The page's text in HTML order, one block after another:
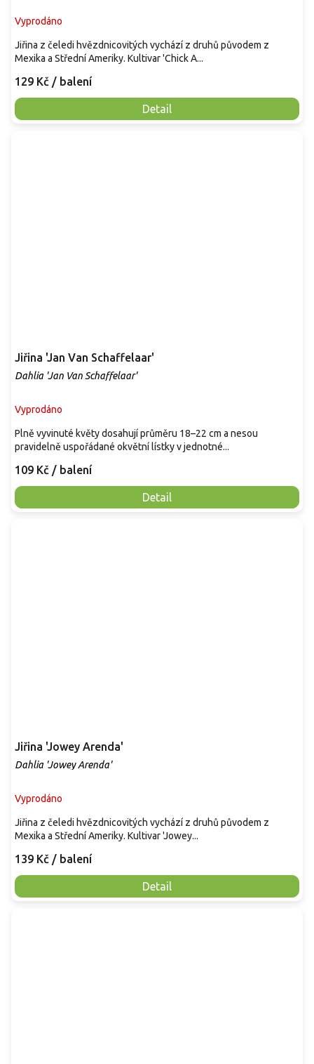
Vyprodáno
129 Kč / balení
Detail
Jiřina z čeledi hvězdnicovitých vychází z druhů původem z
Mexika a Střední Ameriky. Kultivar 'Chick A...
Jiřina 'Jan Van Schaffelaar'
Dahlia 'Jan Van Schaffelaar'
Vyprodáno
109 Kč / balení
Detail
Plně vyvinuté květy dosahují průměru 18–22 cm a nesou
pravidelně uspořádané okvětní lístky v jednotné...
Jiřina 'Jowey Arenda'
Dahlia 'Jowey Arenda'
Vyprodáno
139 Kč / balení
Detail
Jiřina z čeledi hvězdnicovitých vychází z druhů původem z
Mexika a Střední Ameriky. Kultivar 'Jowey...